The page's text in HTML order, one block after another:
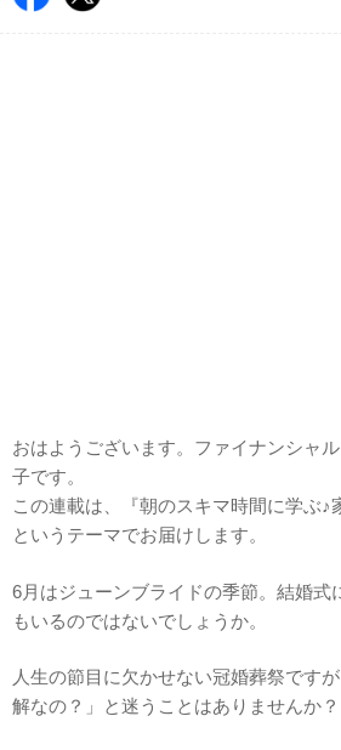
おはようございます。ファイナンシャ
子です。
この連載は、『朝のスキマ時間に学ぶ♪
というテーマでお届けします。
6月はジューンブライドの季節。結婚式
もいるのではないでしょうか。
人生の節目に欠かせない冠婚葬祭です
解なの？」と迷うことはありませんか？